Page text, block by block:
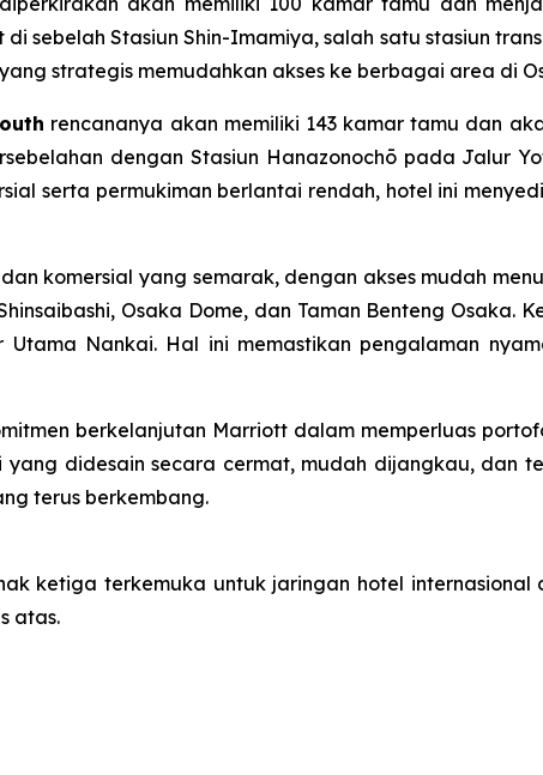
sebelah Stasiun Shin-Imamiya, salah satu stasiun
strategis memudahkan akses ke berbagai area di
rencananya akan memiliki 143 kamar tamu dan
dengan Stasiun Hanazonochō pada Jalur
serta permukiman berlantai rendah, hotel ini
komersial yang semarak, dengan akses mudah
Osaka Dome, dan Taman Benteng Osaka.
Utama Nankai. Hal ini memastikan pengalaman
berkelanjutan Marriott dalam memperluas
didesain secara cermat, mudah dijangkau, dan
terus berkembang.
ketiga terkemuka untuk jaringan hotel
atas.